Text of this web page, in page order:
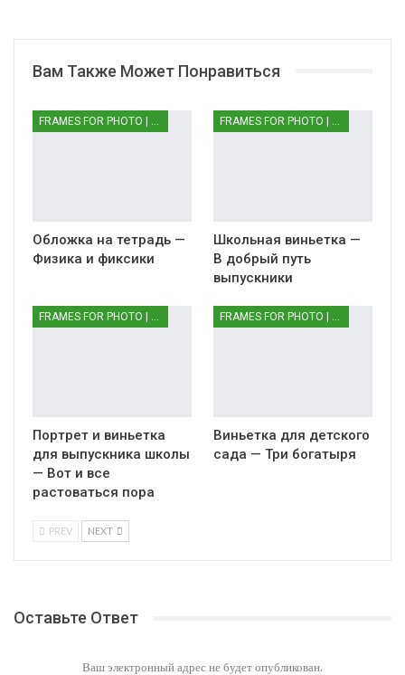
Вам Также Может Понравиться
Обложка на тетрадь —
Физика и фиксики
Школьная виньетка —
В добрый путь
выпускники
FRAMES FOR PHOTO | РАМКИ ДЛЯ ФОТО
Портрет и виньетка
для выпускника школы
— Вот и все
растоваться пора
FRAMES FOR PHOTO | РАМКИ ДЛЯ ФОТО
Виньетка для детского
сада — Три богатыря
PREV NEXT
Оставьте Ответ
Ваш электронный адрес не будет опубликован.